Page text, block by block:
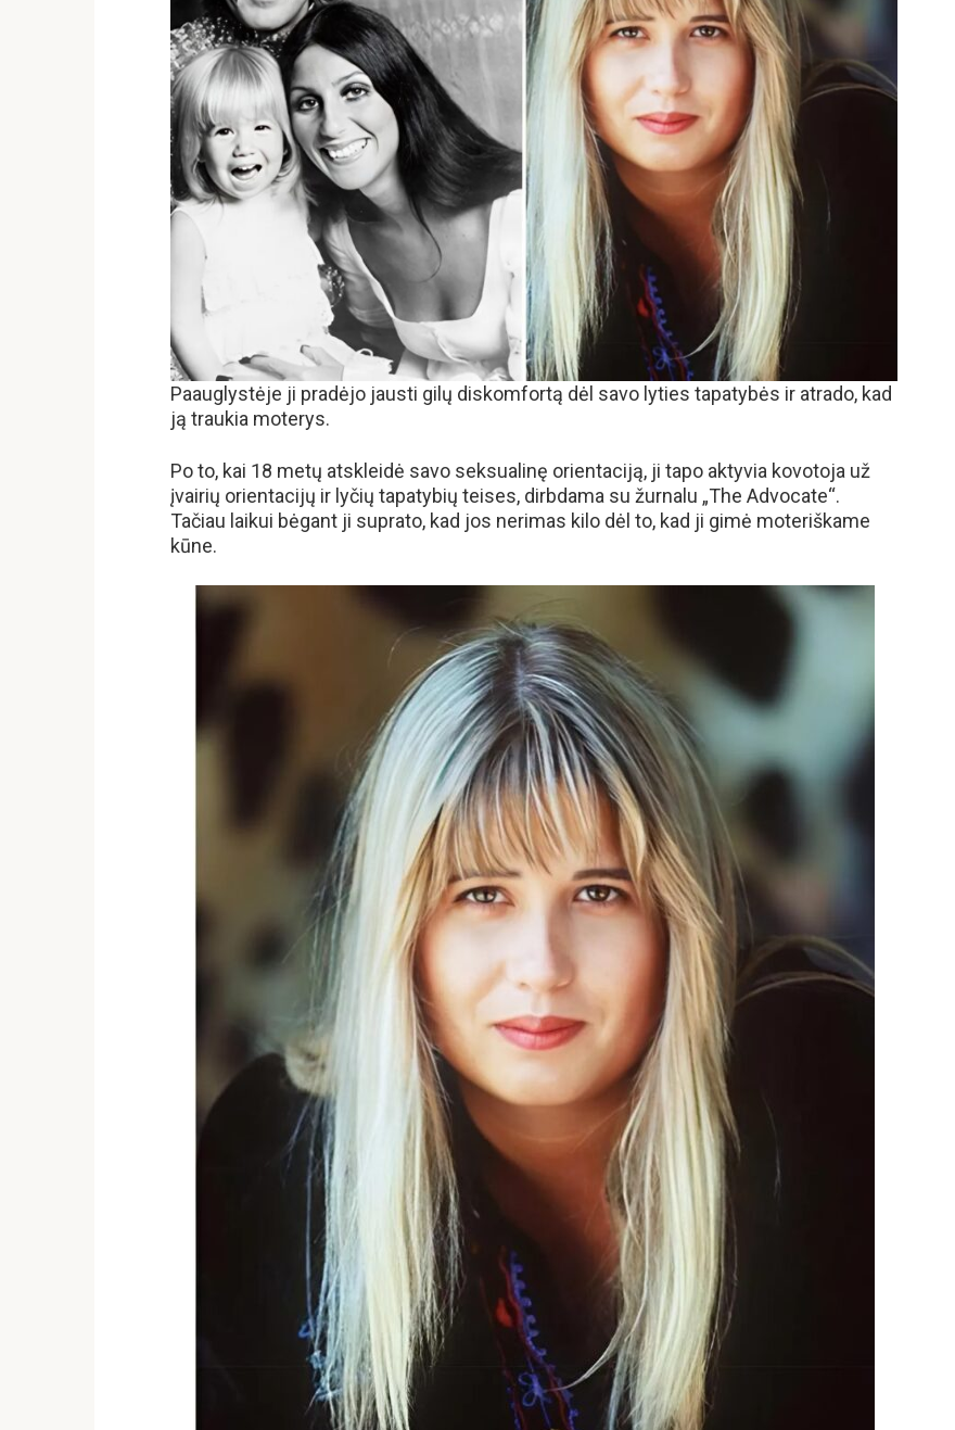
Paauglystėje ji pradėjo jausti gilų diskomfortą dėl savo lyties tapatybės ir atrado, kad
ją traukia moterys.
Po to, kai 18 metų atskleidė savo seksualinę orientaciją, ji tapo aktyvia kovotoja už
įvairių orientacijų ir lyčių tapatybių teises, dirbdama su žurnalu „The Advocate“.
Tačiau laikui bėgant ji suprato, kad jos nerimas kilo dėl to, kad ji gimė moteriškame
kūne.